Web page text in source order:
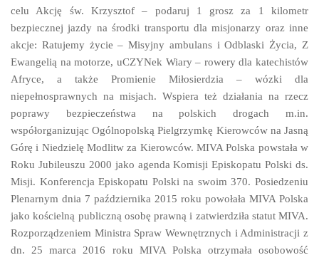
celu Akcję św. Krzysztof – podaruj 1 grosz za 1 kilometr
bezpiecznej jazdy na środki transportu dla misjonarzy oraz inne
akcje: Ratujemy życie – Misyjny ambulans i Odblaski Życia, Z
Ewangelią na motorze, uCZYNek Wiary – rowery dla katechistów
Afryce, a także Promienie Miłosierdzia – wózki dla
niepełnosprawnych na misjach. Wspiera też działania na rzecz
poprawy bezpieczeństwa na polskich drogach m.in.
współorganizując Ogólnopolską Pielgrzymkę Kierowców na Jasną
Górę i Niedzielę Modlitw za Kierowców. MIVA Polska powstała w
Roku Jubileuszu 2000 jako agenda Komisji Episkopatu Polski ds.
Misji. Konferencja Episkopatu Polski na swoim 370. Posiedzeniu
Plenarnym dnia 7 października 2015 roku powołała MIVA Polska
jako kościelną publiczną osobę prawną i zatwierdziła statut MIVA.
Rozporządzeniem Ministra Spraw Wewnętrznych i Administracji z
dn. 25 marca 2016 roku MIVA Polska otrzymała osobowość